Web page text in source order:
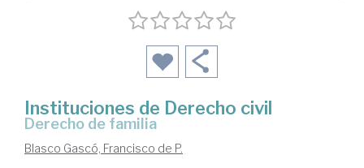
Instituciones de Derecho civil
Derecho de familia
Blasco Gascó, Francisco de P.